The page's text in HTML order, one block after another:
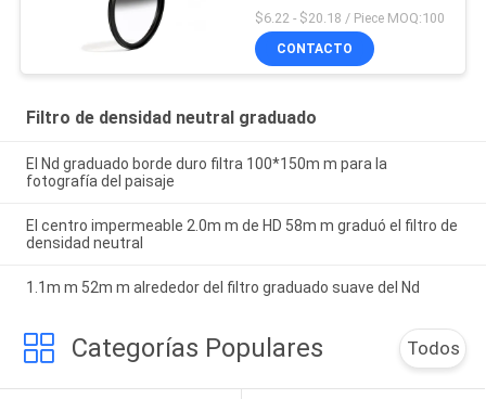
$6.22 - $20.18 / Piece MOQ:100
CONTACTO
Filtro de densidad neutral graduado
El Nd graduado borde duro filtra 100*150m m para la
fotografía del paisaje
El centro impermeable 2.0m m de HD 58m m graduó el filtro de
densidad neutral
1.1m m 52m m alrededor del filtro graduado suave del Nd
Categorías Populares Todos